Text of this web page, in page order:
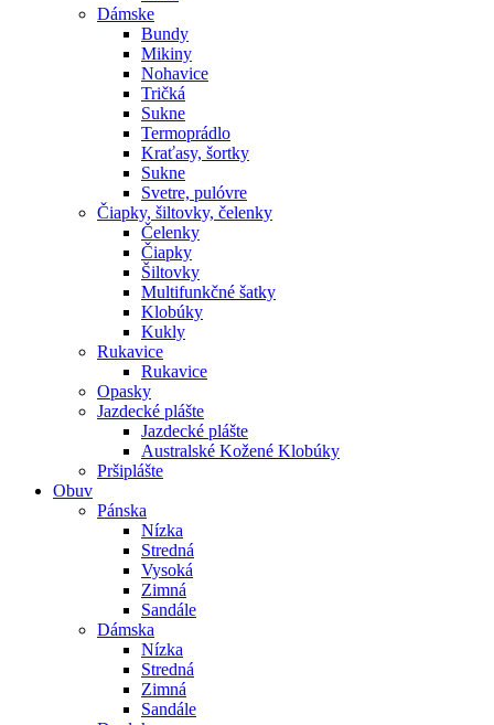
Dámske
Bundy
Mikiny
Nohavice
Tričká
Sukne
Termoprádlo
Kraťasy, šortky
Sukne
Svetre, pulóvre
Čiapky, šiltovky, čelenky
Čelenky
Čiapky
Šiltovky
Multifunkčné šatky
Klobúky
Kukly
Rukavice
Rukavice
Opasky
Jazdecké plášte
Jazdecké plášte
Australské Kožené Klobúky
Pršiplášte
Obuv
Pánska
Nízka
Stredná
Vysoká
Zimná
Sandále
Dámska
Nízka
Stredná
Zimná
Sandále